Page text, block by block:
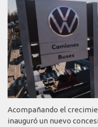
Acompañando el
inauguró un nuevo